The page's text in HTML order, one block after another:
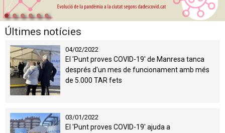
Últimes notícies
04/02/2022
El 'Punt proves COVID-19' de Manresa tanca
després d'un mes de funcionament amb més
de 5.000 TAR fets
03/01/2022
El 'Punt proves COVID-19' ajuda a